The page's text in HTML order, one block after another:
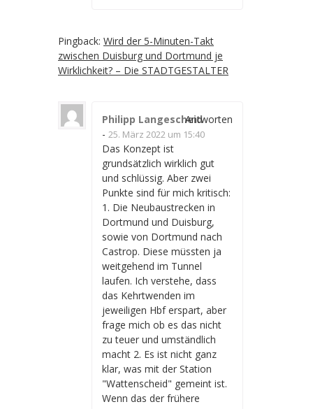
Pingback: Wird der 5-Minuten-Takt
zwischen Duisburg und Dortmund je
Wirklichkeit? – Die STADTGESTALTER
Philipp Langescheid
- 25. März 2022 um 15:40
Das Konzept ist
grundsätzlich wirklich gut
und schlüssig. Aber zwei
Punkte sind für mich kritisch:
1. Die Neubaustrecken in
Dortmund und Duisburg,
sowie von Dortmund nach
Castrop. Diese müssten ja
weitgehend im Tunnel
laufen. Ich verstehe, dass
das Kehrtwenden im
jeweiligen Hbf erspart, aber
frage mich ob es das nicht
zu teuer und umständlich
macht 2. Es ist nicht ganz
klar, was mit der Station
"Wattenscheid" gemeint ist.
Wenn das der frühere
Antworten